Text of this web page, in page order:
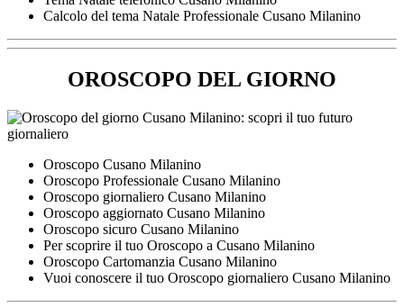
Calcolo del tema Natale Professionale Cusano Milanino
OROSCOPO DEL GIORNO
Oroscopo Cusano Milanino
Oroscopo Professionale Cusano Milanino
Oroscopo giornaliero Cusano Milanino
Oroscopo aggiornato Cusano Milanino
Oroscopo sicuro Cusano Milanino
Per scoprire il tuo Oroscopo a Cusano Milanino
Oroscopo Cartomanzia Cusano Milanino
Vuoi conoscere il tuo Oroscopo giornaliero Cusano Milanino